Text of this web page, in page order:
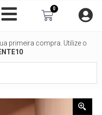
0
Carrinho
primeira compra. Utilize o